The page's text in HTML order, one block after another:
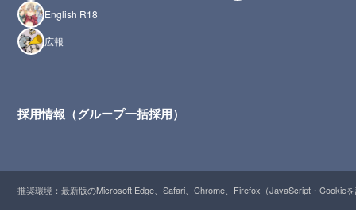
English R18
広報
採用情報（グループ一括採用）
推奨環境：最新版のMicrosoft Edge、Safari、Chrome、Firefox（JavaScript・Cookie